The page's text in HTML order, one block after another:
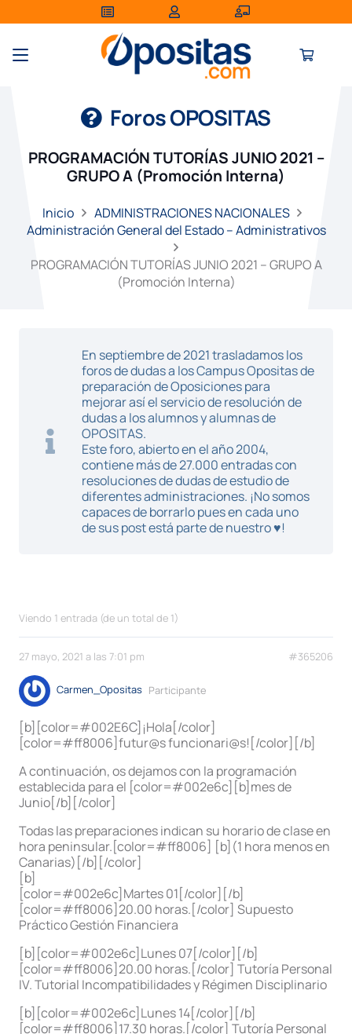
Foros OPOSITAS
PROGRAMACIÓN TUTORÍAS JUNIO 2021 –
GRUPO A (Promoción Interna)
Inicio
ADMINISTRACIONES NACIONALES
Administración General del Estado – Administrativos
PROGRAMACIÓN TUTORÍAS JUNIO 2021 – GRUPO A
(Promoción Interna)
En septiembre de 2021 trasladamos los
foros de dudas a los Campus Opositas de
preparación de Oposiciones para
mejorar así el servicio de resolución de
dudas a los alumnos y alumnas de
OPOSITAS.
Este foro, abierto en el año 2004,
contiene más de 27.000 entradas con
resoluciones de dudas de estudio de
diferentes administraciones. ¡No somos
capaces de borrarlo pues en cada uno
de sus post está parte de nuestro ♥!
Viendo 1 entrada (de un total de 1)
27 mayo, 2021 a las 7:01 pm #365206
Carmen_Opositas Participante
[b][color=#002E6C]¡Hola[/color]
[color=#ff8006]futur@s funcionari@s![/color][/b]
A continuación, os dejamos con la programación
establecida para el [color=#002e6c][b]mes de
Junio[/b][/color]
Todas las preparaciones indican su horario de clase en
hora peninsular.[color=#ff8006] [b](1 hora menos en
Canarias)[/b][/color]
[b]
[color=#002e6c]Martes 01[/color][/b]
[color=#ff8006]20.00 horas.[/color] Supuesto
Práctico Gestión Financiera
[b][color=#002e6c]Lunes 07[/color][/b]
[color=#ff8006]20.00 horas.[/color] Tutoría Personal
IV. Tutorial Incompatibilidades y Régimen Disciplinario
[b][color=#002e6c]Lunes 14[/color][/b]
[color=#ff8006]17.30 horas.[/color] Tutoría Personal